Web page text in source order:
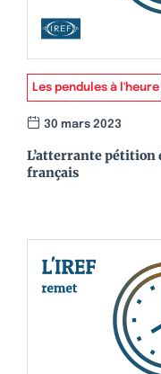
Les pendules à l'heure
30 mars 2023
L’atterrante pétition
français